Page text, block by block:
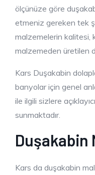
ölçünüze göre
etmeniz gereken tek
malzemelerin kalitesi,
malzemeden üretilen
Kars Duşakabin
banyolar için genel
ile ilgili sizlere
sunmaktadır.
Duşakabin
Kars da duşakabin